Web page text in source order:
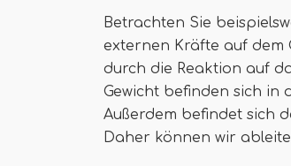
Betrachten Sie
externen Kräfte auf dem
durch die Reaktion auf
Gewicht befinden sich in
Außerdem befindet sich
Daher können wir